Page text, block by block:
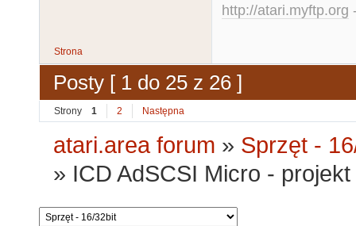
http://atari.myftp.org
Strona
Posty [ 1 do 25 z 26 ]
Strony 1 2 Następna
atari.area forum » Sprzęt -
» ICD AdSCSI Micro -